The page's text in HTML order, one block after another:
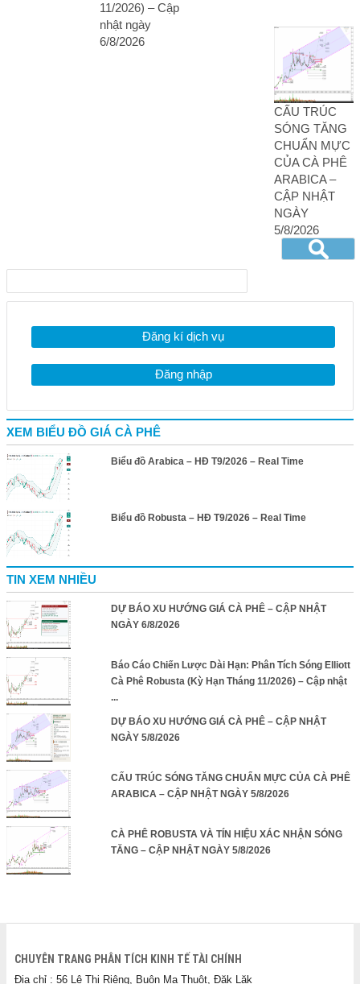
11/2026) – Cập
nhật ngày
6/8/2026
CẤU TRÚC
SÓNG TĂNG
CHUẨN MỰC
CỦA CÀ PHÊ
ARABICA –
CẬP NHẬT
NGÀY
5/8/2026
Đăng kí dịch vụ
Đăng nhập
XEM BIỂU ĐỒ GIÁ CÀ PHÊ
Biểu đồ Arabica – HĐ T9/2026 – Real Time
Biểu đồ Robusta – HĐ T9/2026 – Real Time
TIN XEM NHIỀU
DỰ BÁO XU HƯỚNG GIÁ CÀ PHÊ – CẬP NHẬT
NGÀY 6/8/2026
Báo Cáo Chiến Lược Dài Hạn: Phân Tích Sóng Elliott
Cà Phê Robusta (Kỳ Hạn Tháng 11/2026) – Cập nhật
...
DỰ BÁO XU HƯỚNG GIÁ CÀ PHÊ – CẬP NHẬT
NGÀY 5/8/2026
CẤU TRÚC SÓNG TĂNG CHUẨN MỰC CỦA CÀ PHÊ
ARABICA – CẬP NHẬT NGÀY 5/8/2026
CÀ PHÊ ROBUSTA VÀ TÍN HIỆU XÁC NHẬN SÓNG
TĂNG – CẬP NHẬT NGÀY 5/8/2026
CHUYÊN TRANG PHÂN TÍCH KINH TẾ TÀI CHÍNH
Địa chỉ : 56 Lê Thị Riêng, Buôn Ma Thuột, Đăk Lăk